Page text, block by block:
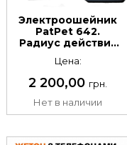
Электроошейник
PatPet 642.
Радиус действия
Цена:
2 200,00 грн.
Нет в наличии